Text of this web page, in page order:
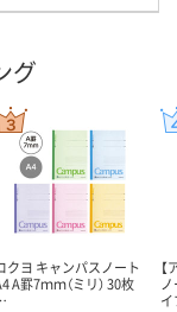
グ
クヨ キャンパスノート
A罫7ｍｍ（ミリ） 30枚
イ